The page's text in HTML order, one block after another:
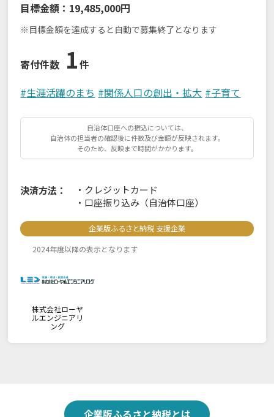
目標金額： 19,485,000円
※目標金額を達成すると自動で募集終了となります
寄付件数 1件
#生涯活躍のまち #関係人口の創出・拡大 #子育て
自治体口座への振込については、
自治体の担当者の確認後に件数及び金額が反映されます。
そのため、反映まで時間がかかります。
決済方法： ・ クレジットカード
・ 口座振り込み（自治体口座）
企業版ふるさと納税 支援企業
2024年度以降の表示となります
株式会社ローヤ
ルエンジニアリ
ング